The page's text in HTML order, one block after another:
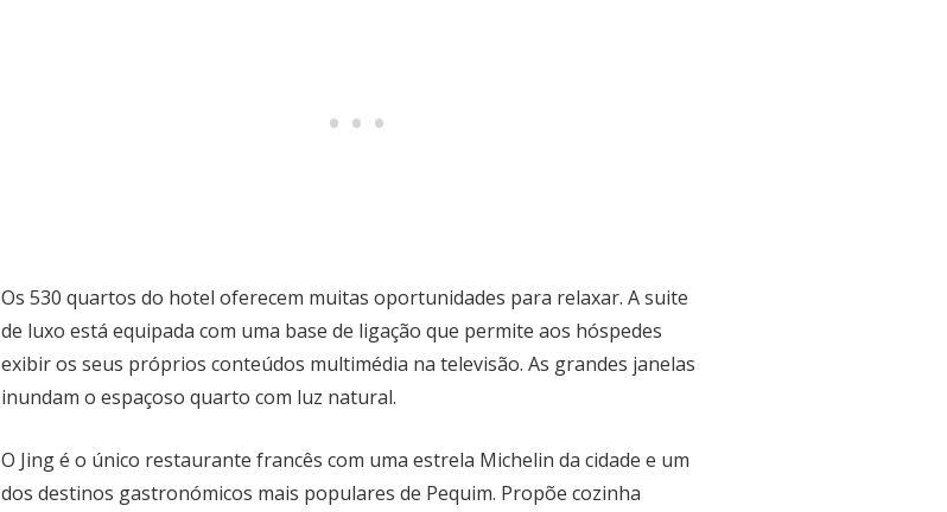
Os 530 quartos do hotel oferecem muitas oportunidades para relaxar. A suite
de luxo está equipada com uma base de ligação que permite aos hóspedes
exibir os seus próprios conteúdos multimédia na televisão. As grandes janelas
inundam o espaçoso quarto com luz natural.
O Jing é o único restaurante francês com uma estrela Michelin da cidade e um
dos destinos gastronómicos mais populares de Pequim. Propõe cozinha